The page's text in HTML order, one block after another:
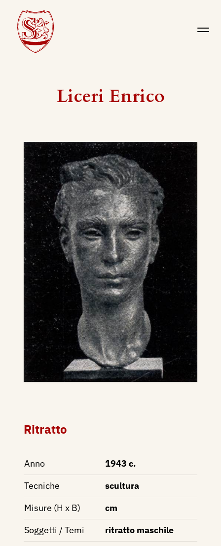
Liceri Enrico
Ritratto
Anno
1943 c.
Tecniche
scultura
Misure (H x B)
cm
Soggetti / Temi
ritratto maschile